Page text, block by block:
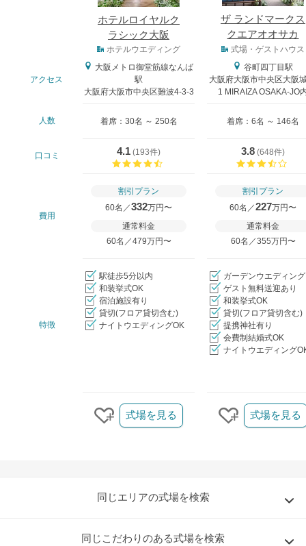
ホテルロイヤルク
ラシック大阪
ザ ランドマークス
クエアオオサカ
ホテルウエディング 式場・ゲストハウス
アクセス
大阪メトロ御堂筋線なんば
駅
大阪府大阪市中央区難波4-3-3
谷町四丁目駅
大阪府大阪市中央区大阪
1 MIRAIZA OSAKA-JO
人数 着席：30名 ～ 250名 着席：6名 ～ 146名
口コミ 4.1 (193件)
3.8 (648件)
費用
割引プラン
60名／332万円〜
通常料金
60名／479万円〜
割引プラン
60名／227万円〜
通常料金
60名／355万円〜
特徴
駅徒歩5分以内
和装挙式OK
宿泊施設有り
貸切(フロア貸切含む)
ナイトウエディングOK
ガーデンウエディング
ゲスト無料送迎あり
和装挙式OK
貸切(フロア貸切含む)
提携神社有り
会費制結婚式OK
ナイトウエディング
クリップする
式場を見る
クリップする
式場を見る
同じエリアの式場を検索
同じこだわりのある式場を検索